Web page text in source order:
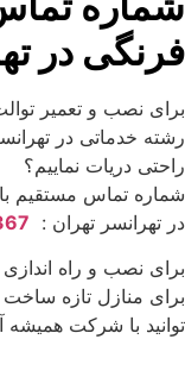
فرنگی در
برای نصب و تعمیر
رشته خدماتی در
راحتی دریات نماییم؟
شماره تماس مستقیم
در تهرانسر تهران :
برای منازل تازه
توانید با شرکت همیشه